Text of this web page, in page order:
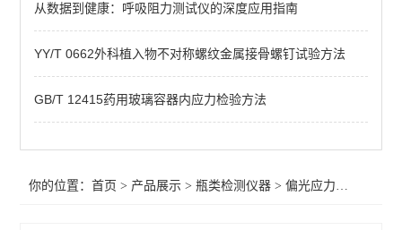
垂直轴偏差测试仪
圆跳动测试仪
从数据到健康：呼吸阻力测试仪的深度应用指南
YY/T 0662外科植入物不对称螺纹金属接骨螺钉试验方法
GB/T 12415药用玻璃容器内应力检验方法
你的位置：首页 > 产品展示 >瓶类检测仪器 >偏光应力试验检验测试仪